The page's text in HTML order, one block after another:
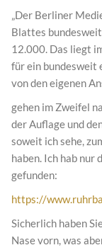
„Der Berliner
Blattes
12.000. Das liegt
für ein bundesweit
von den eigenen
gehen im Zweifel
der Auflage und
soweit ich sehe,
haben. Ich hab nur
gefunden:
https://
Sicherlich haben
Nase vorn, was